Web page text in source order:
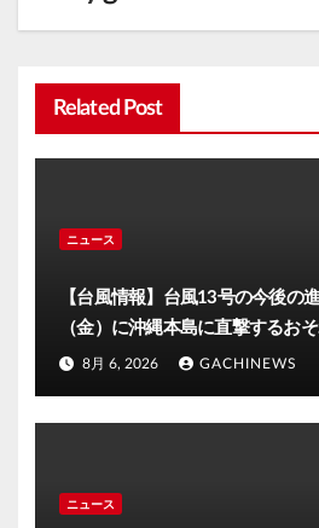
Related Post
ニュース
【台風情報】台風13号の今後
（金）に沖縄本島に直撃するお
壊するおそれがある猛烈な風が吹
8月 6, 2026 GACHINEWS
ニュース